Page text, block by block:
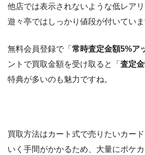
他店では表示されないような低レアリ
遊々亭ではしっかり値段が付いていま
無料会員登録で「 常時査定金額5%ア
ントで買取金額を受け取ると「 査定
特典が多いのも魅力ですね。
買取方法はカート式で売りたいカー
いく手間がかかるため、大量にポケ